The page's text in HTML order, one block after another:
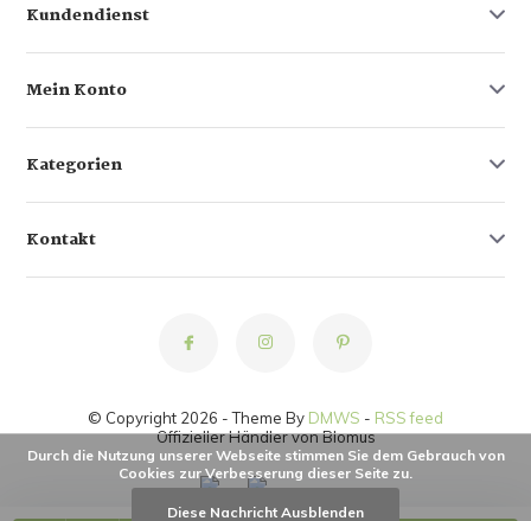
Kundendienst
Mein Konto
Kategorien
Kontakt
© Copyright 2026 - Theme By DMWS - RSS feed
Offizieller Händler von Blomus
Durch die Nutzung unserer Webseite stimmen Sie dem Gebrauch von
Cookies zur Verbesserung dieser Seite zu.
Diese Nachricht Ausblenden